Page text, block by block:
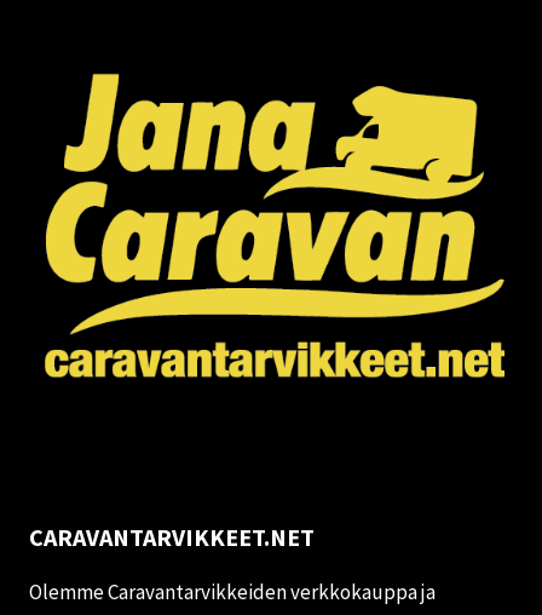
CARAVANTARVIKKEET.NET
Olemme Caravantarvikkeiden verkkokauppa ja